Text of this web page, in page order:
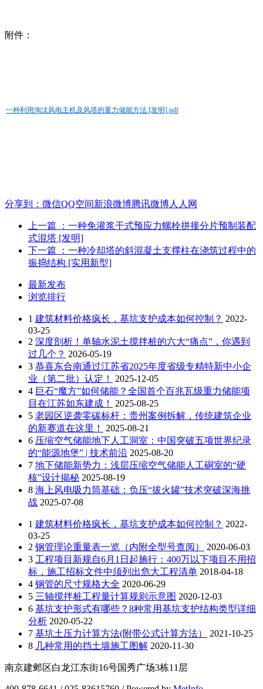
附件：
一种利用淘汰风电主机及风塔的重力储能方法 [发明].pdf
分享到： 微信QQ空间新浪微博腾讯微博人人网
上一篇
：一种免灌浆干式预应力螺栓拼接分片预制装配
式混塔 [发明]
下一篇
：一种冷却塔的斜混凝土支撑柱在浇筑过程中的
振捣结构 [实用新型]
最新发布
浏览排行
1 建筑材料价格疯长，基坑支护成本如何控制？ 2022-
03-25
2 深度剖析！单轴水泥土搅拌桩的六大“痛点”，你遇到
过几个？ 2026-05-19
3 恭喜东合南通过江苏省2025年度省级专精特新中小企
业（第二批）认定！
2025-12-05
4 巨石“魔方”如何储能？全国首个百兆瓦级重力储能项
目在江苏如东建成！
2025-08-25
5 老园区逆袭零碳标杆：贵州案例拆解，传统建筑企业
的新赛道在这里！
2025-08-21
6 压缩空气储能地下人工洞室：中国突破五项世界纪录
的“能源地堡” | 技术前沿 2025-08-20
7 地下储能新势力：浅层压缩空气储能人工硐室的“硬
核”设计揭秘 2025-08-19
8 海上风电吸力筒基础：负压“拔火罐”技术突破深海挑
战 2025-07-08
1 建筑材料价格疯长，基坑支护成本如何控制？ 2022-
03-25
2 钢管理论重量表一览（内附全型号查阅）
2020-06-03
3 工程项目新规自6月1日起施行：400万以下项目不用招
标，施工招标文件中须列出危大工程清单 2018-04-18
4 钢管的尺寸规格大全 2020-06-29
5 三轴搅拌桩工程量计算规则示意图 2020-12-03
6 基坑支护形式有哪些？8种常用基坑支护结构类型详细
分析 2020-05-22
7 基坑土压力计算方法(附带公式计算方法）
2021-10-25
8 几种常用的挡土墙施工图解 2020-11-30
南京建邺区白龙江东街16号国秀广场3栋11层